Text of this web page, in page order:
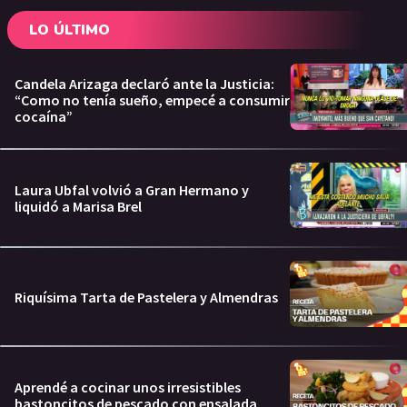
LO ÚLTIMO
Candela Arizaga declaró ante la Justicia:
“Como no tenía sueño, empecé a consumir
cocaína”
Laura Ubfal volvió a Gran Hermano y
liquidó a Marisa Brel
Riquísima Tarta de Pastelera y Almendras
Aprendé a cocinar unos irresistibles